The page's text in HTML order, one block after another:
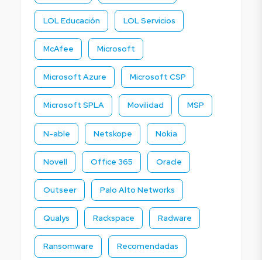
LOL Educación LOL Servicios
McAfee Microsoft
Microsoft Azure Microsoft CSP
Microsoft SPLA Movilidad MSP
N-able Netskope Nokia
Novell Office 365 Oracle
Outseer Palo Alto Networks
Qualys Rackspace Radware
Ransomware Recomendadas